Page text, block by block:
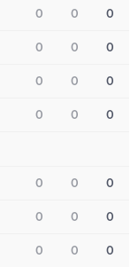
0 0 0
0 0 0
0 0 0
0 0 0
0 0 0
0 0 0
0 0 0